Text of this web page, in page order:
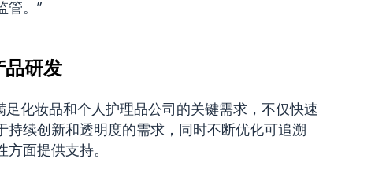
管。”
研发
化妆品和个人护理品公司的关键需求，不仅快速
续创新和透明度的需求，同时不断优化可追溯
面提供支持。